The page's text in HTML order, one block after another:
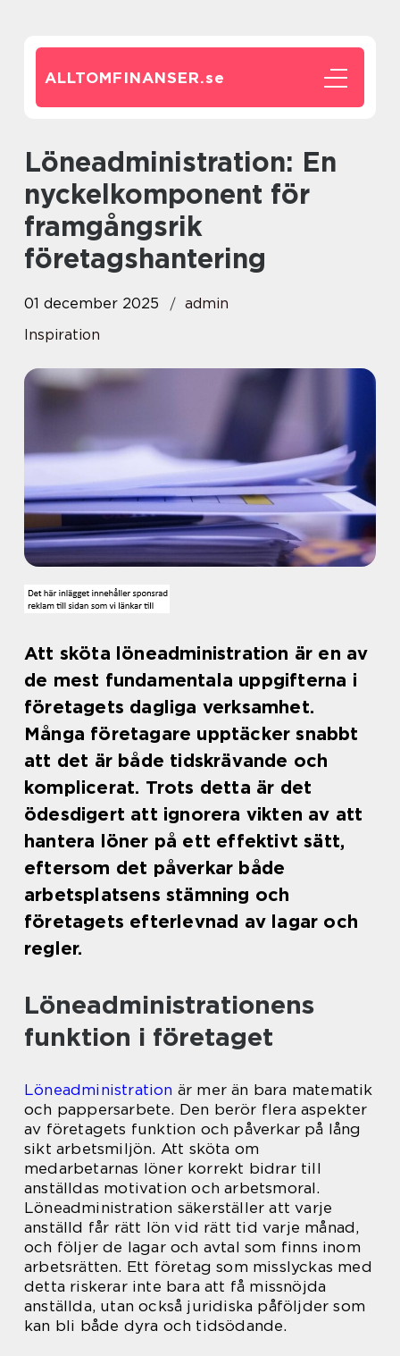
ALLTOMFINANSER.se
Löneadministration: En
nyckelkomponent för
framgångsrik
företagshantering
01 december 2025
admin
Inspiration
Att sköta löneadministration är en av
de mest fundamentala uppgifterna i
företagets dagliga verksamhet.
Många företagare upptäcker snabbt
att det är både tidskrävande och
komplicerat. Trots detta är det
ödesdigert att ignorera vikten av att
hantera löner på ett effektivt sätt,
eftersom det påverkar både
arbetsplatsens stämning och
företagets efterlevnad av lagar och
regler.
Löneadministrationens
funktion i företaget
Löneadministration är mer än bara matematik
och pappersarbete. Den berör flera aspekter
av företagets funktion och påverkar på lång
sikt arbetsmiljön. Att sköta om
medarbetarnas löner korrekt bidrar till
anställdas motivation och arbetsmoral.
Löneadministration säkerställer att varje
anställd får rätt lön vid rätt tid varje månad,
och följer de lagar och avtal som finns inom
arbetsrätten. Ett företag som misslyckas med
detta riskerar inte bara att få missnöjda
anställda, utan också juridiska påföljder som
kan bli både dyra och tidsödande.